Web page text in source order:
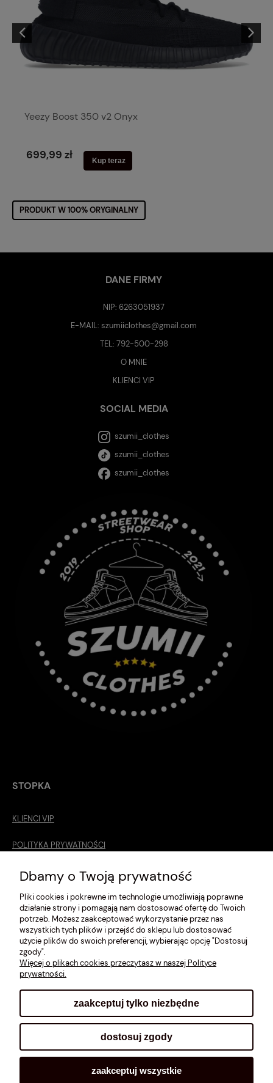
Yeezy Boost 350 v2 Onyx
699,99 zł Kup teraz
PRODUKT W 100% ORYGINALNY
STOPKA
KLIENCI VIP
POLITYKA PRYWATNOŚCI
O MNIE
ROZMIARÓWKA [cm]
REGULAMIN
METODY PŁATNOŚCI
DANE FIRMY
NIP: 6263051937
E-MAIL:szumiiclothes@gmail.com
TEL: 792-500-298
O MNIE
KLIENCI VIP
SOCIAL MEDIA
szumii_clothes
szumii_clothes
szumii_clothes
Sklep internetowy Shoplo.pl, powered byShoper.
Dbamy o Twoją prywatność
Pliki cookies i pokrewne im technologie umożliwiają poprawne
działanie strony i pomagają nam dostosować ofertę do Twoich
potrzeb. Możesz zaakceptować wykorzystanie przez nas
wszystkich tych plików i przejść do sklepu lub dostosować
użycie plików do swoich preferencji, wybierając opcję "Dostosuj
zgody".
Więcej o plikach cookies przeczytasz w naszej Polityce
prywatności.
zaakceptuj tylko niezbędne
dostosuj zgody
zaakceptuj wszystkie